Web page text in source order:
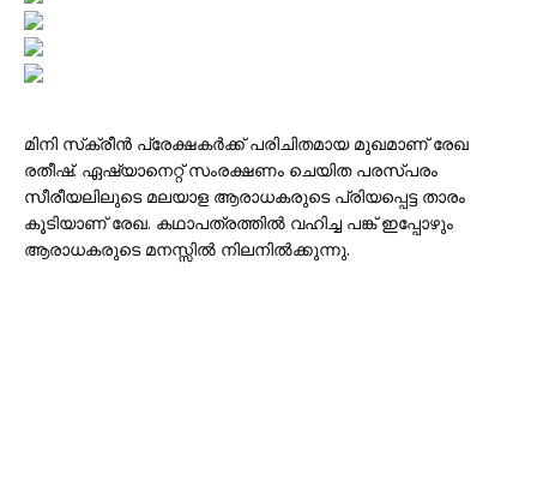
മിനി സ്‌ക്രീൻ പ്രേക്ഷകർക്ക് പരിചിതമായ മുഖമാണ് രേഖ
രതീഷ്. ഏഷ്യാനെറ്റ് സംരക്ഷണം ചെയിത പരസ്പരം
സീരീയലിലുടെ മലയാള ആരാധകരുടെ പ്രിയപ്പെട്ട താരം
കൂടിയാണ് രേഖ. കഥാപത്രത്തില്‍ വഹിച്ച പങ്ക് ഇപ്പോഴും
ആരാധകരുടെ മനസ്സിൽ നിലനിൽക്കുന്നു.